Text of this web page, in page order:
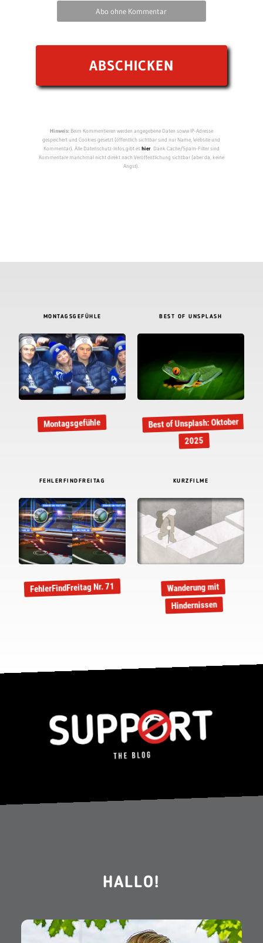
Abo ohne Kommentar
Hinweis:Beim Kommentieren werden angegebene Daten sowie IP-Adresse
gespeichert und Cookies gesetzt (öffentlich sichtbar sind nur Name, Website und
Kommentar). Alle Datenschutz-Infos gibt eshier. Dank Cache/Spam-Filter sind
Kommentare manchmal nicht direkt nach Veröffentlichung sichtbar (aber da, keine
Angst).
MONTAGSGEFÜHLE
Montagsgefühle
BEST OF UNSPLASH
Best of Unsplash: Oktober
2025
FEHLERFINDFREITAG
FehlerFindFreitag Nr. 71
KURZFILME
Wanderung mit
Hindernissen
HALLO!